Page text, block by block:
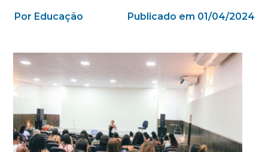
Por Educação Publicado em 01/04/2024